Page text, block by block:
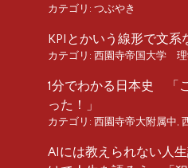
カテゴリ: つぶやき
KPIとかいう線形で文系
カテゴリ: 西園寺帝国大学 理
1分でわかる日本史 「
った！」
カテゴリ: 西園寺帝大附属中,
AIには教えられない人